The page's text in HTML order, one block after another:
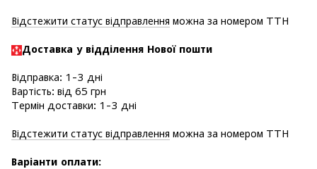
Відстежити статус відправлення можна за номером ТТН
Доставка у відділення Нової пошти
Відправка: 1-3 дні
Вартість: від 65 грн
Термін доставки: 1-3 дні
Відстежити статус відправлення можна за номером ТТН
Варіанти оплати: